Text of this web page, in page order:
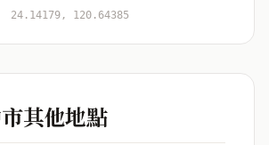
資料僅用於即時分析，不會儲存於伺服器
24.14179, 120.64385
其他地點